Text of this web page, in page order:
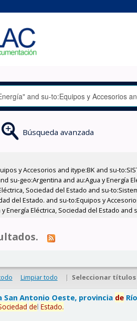
Búsqueda avanzada
y Accesorios and itype:BK and su-
su-geo:Argentina and au:Agua y Energía
Sociedad del Estado and su-
del Estado. and su-to:Equipos y
Energía Eléctrica, Sociedad del Estado
Limpiar todo | Seleccionar títulos
Antonio Oeste, provincia de
delEstado.